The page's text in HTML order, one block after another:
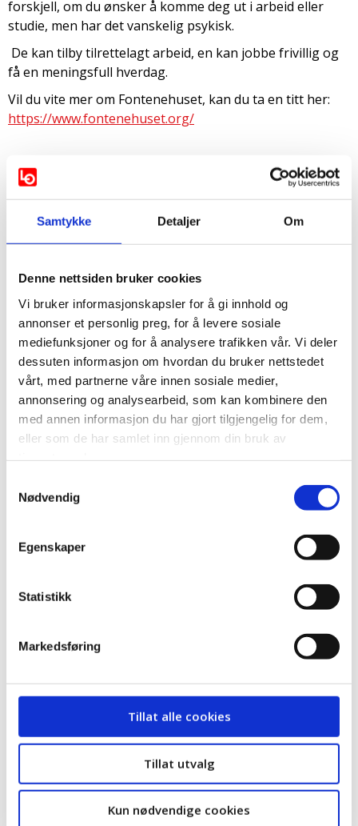
Samtykke Detaljer Om
Denne nettsiden bruker cookies
Vi bruker informasjonskapsler for å gi innhold og
annonser et personlig preg, for å levere sosiale
mediefunksjoner og for å analysere trafikken vår. Vi deler
dessuten informasjon om hvordan du bruker nettstedet
vårt, med partnerne våre innen sosiale medier,
annonsering og analysearbeid, som kan kombinere den
med annen informasjon du har gjort tilgjengelig for dem,
eller som de har samlet inn gjennom din bruk av
Nødvendig
Egenskaper
Statistikk
Markedsføring
Tillat alle cookies
Tillat utvalg
Kun nødvendige cookies
forskjell, om du ønsker å komme deg ut i arbeid eller
studie, men har det vanskelig psykisk.
De kan tilby tilrettelagt arbeid, en kan jobbe frivillig og
få en meningsfull hverdag.
Vil du vite mer om Fontenehuset, kan du ta en titt her:
https://www.fontenehuset.org/
Fontenehuset har hatt økonomiske utfordringer med
driften, de jobber iherdig for å sikre dette. Nå ser det ut
bedrift bidra i fortsettelsen?
Fontenehuset den senere tid.
Faksimile Stavanger Aftenblad